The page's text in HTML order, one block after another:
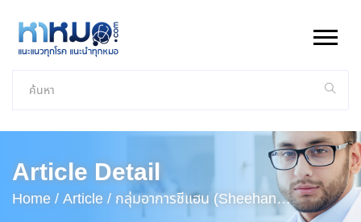
Article Detail
Home /Article / กลุ่มอาการชีแฮน (Sheehan